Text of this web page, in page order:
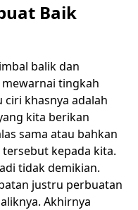
Baik
balik dan
tingkah
ciri khasnya adalah
kita berikan
sama atau bahkan
kepada kita.
tidak demikian.
justru perbuatan
Akhirnya